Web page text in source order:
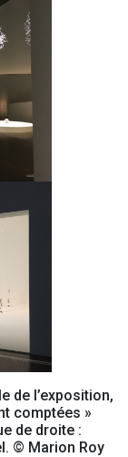
de l’exposition,
comptées »
de droite :
© Marion Roy